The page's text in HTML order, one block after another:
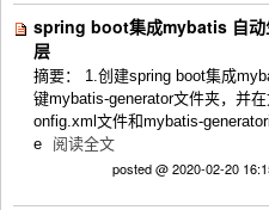
spring boot集成mybatis 自动
层
摘要： 1.创建spring boot集成
键mybatis-generator文件夹，并
onfig.xml文件和mybatis-
e
阅读全文
posted @ 2020-02-20